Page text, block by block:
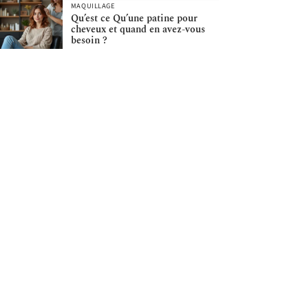
MAQUILLAGE
Qu’est ce Qu’une patine pour
cheveux et quand en avez-vous
besoin ?